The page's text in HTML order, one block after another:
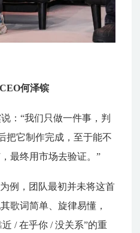
何泽镔
：“我们只做一件事，判
把它制作完成，至于能不
最终用市场去验证。”
例，团队最初并未将这首
歌词简单、旋律易懂，
/ 在乎你 / 没关系”的重